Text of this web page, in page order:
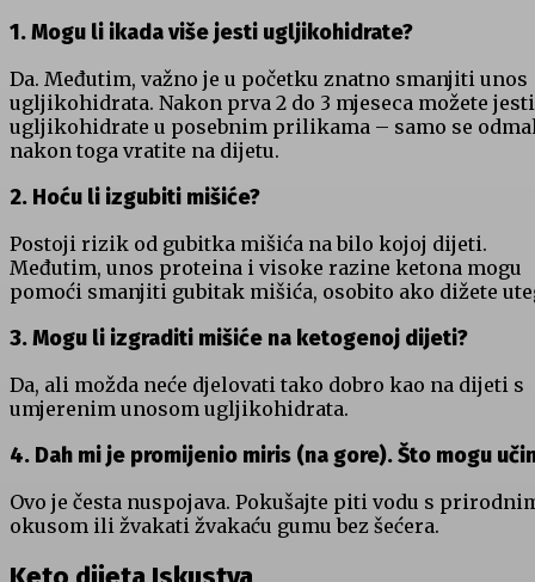
1. Mogu li ikada više jesti ugljikohidrate?
Da. Međutim, važno je u početku znatno smanjiti unos
ugljikohidrata. Nakon prva 2 do 3 mjeseca možete jesti
ugljikohidrate u posebnim prilikama – samo se
nakon toga vratite na dijetu.
2. Hoću li izgubiti mišiće?
Postoji rizik od gubitka mišića na bilo kojoj dijeti.
Međutim, unos proteina i visoke razine ketona mogu
pomoći smanjiti gubitak mišića, osobito ako dižete
3. Mogu li izgraditi mišiće na ketogenoj dijeti?
Da, ali možda neće djelovati tako dobro kao na dijeti s
umjerenim unosom ugljikohidrata.
4. Dah mi je promijenio miris (na gore). Što mogu
Ovo je česta nuspojava. Pokušajte piti vodu s
okusom ili žvakati žvakaću gumu bez šećera.